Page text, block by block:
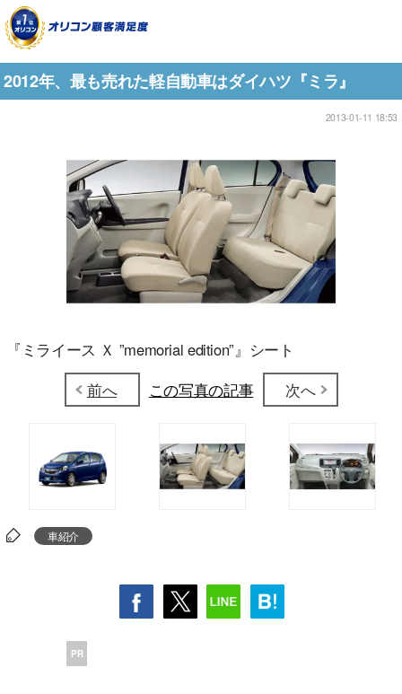
2012年、最も売れた軽自動車はダイハツ『ミラ』
2013-01-11 18:53
『ミライース Ｘ ”memorial edition”』シート
前へ
この写真の記事 次へ
車紹介
PR